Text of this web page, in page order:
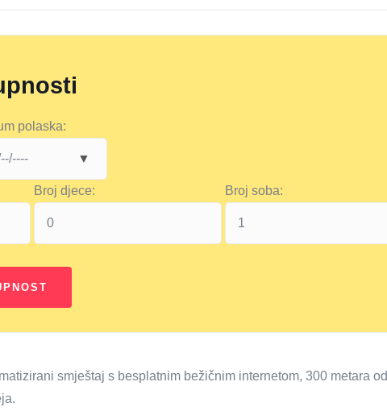
polaska:
Broj djece: Broj soba:
smještaj s besplatnim bežičnim internetom, 300 metara od